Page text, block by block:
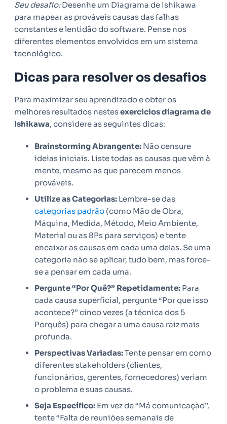
Seu desafio:Desenhe um Diagrama de Ishikawa
para mapear as prováveis causas das falhas
constantes e lentidão do software. Pense nos
diferentes elementos envolvidos em um sistema
tecnológico.
Dicas para resolver os desafios
Para maximizar seu aprendizado e obter os
melhores resultados nestesexercicios diagrama de
Ishikawa, considere as seguintes dicas:
Brainstorming Abrangente: Não censure
ideias iniciais. Liste todas as causas que vêm à
mente, mesmo as que parecem menos
prováveis.
Utilize as Categorias: Lembre-se das
categorias padrão (como Mão de Obra,
Máquina, Medida, Método, Meio Ambiente,
Material ou as 8Ps para serviços) e tente
encaixar as causas em cada uma delas. Se uma
categoria não se aplicar, tudo bem, mas force-
se a pensar em cada uma.
Pergunte “Por Quê?” Repetidamente: Para
cada causa superficial, pergunte “Por que isso
acontece?” cinco vezes (a técnica dos 5
Porquês) para chegar a uma causa raiz mais
profunda.
Perspectivas Variadas:Tente pensar em como
diferentes stakeholders (clientes,
funcionários, gerentes, fornecedores) veriam
o problema e suas causas.
Seja Específico: Em vez de “Má comunicação”,
tente “Falta de reuniões semanais de